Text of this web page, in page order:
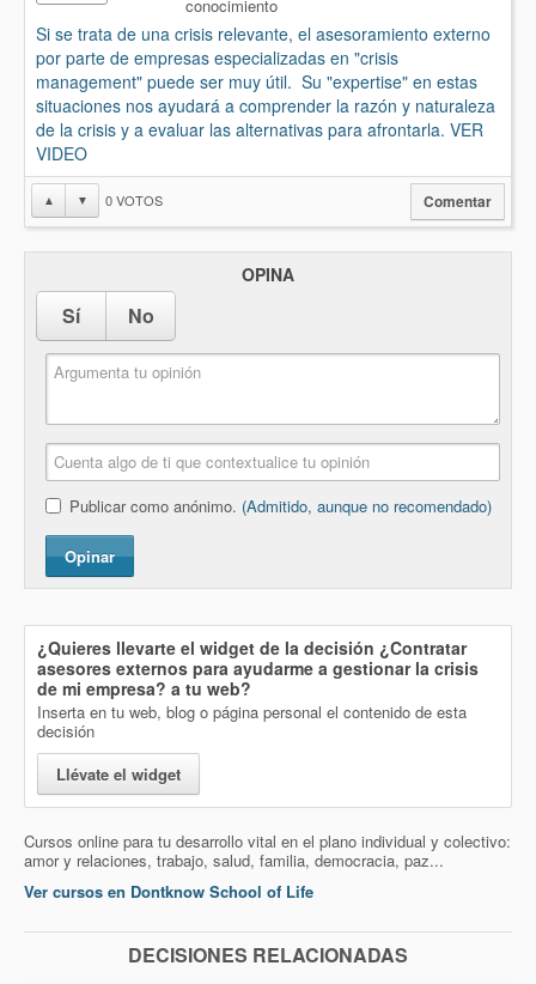
conocimiento
Si se trata de una crisis relevante, el asesoramiento externo
por parte de empresas especializadas en "crisis
management" puede ser muy útil. Su "expertise" en estas
situaciones nos ayudará a comprender la razón y naturaleza
de la crisis y a evaluar las alternativas para afrontarla. VER
VIDEO
▲ ▼ 0VOTOS Comentar
OPINA
Sí No
Publicar como anónimo. (Admitido, aunque no recomendado)
Opinar
¿Quieres llevarte el widget de la decisión ¿Contratar
asesores externos para ayudarme a gestionar la crisis
de mi empresa? a tu web?
Inserta en tu web, blog o página personal el contenido de esta
decisión
Llévate el widget
Cursos online para tu desarrollo vital en el plano individual y colectivo:
amor y relaciones, trabajo, salud, familia, democracia, paz...
Ver cursos en Dontknow School of Life
DECISIONES RELACIONADAS